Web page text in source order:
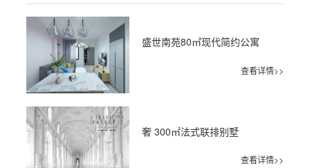
盛世南苑80㎡现代简约公寓
查看详情>>
奢 300㎡法式联排别墅
查看详情>>